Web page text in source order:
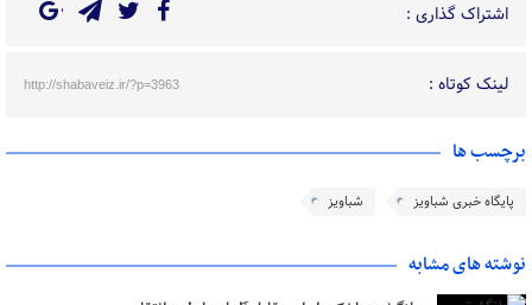
اشتراک گذاری :
لینک کوتاه : http://shabaveiz.ir/?p=3963
برچسب ها
پایگاه خبری شباویز شباویز
نوشته های مشابه